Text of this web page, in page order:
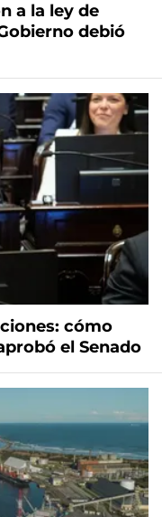
a la ley de
debió
cómo
el Senado